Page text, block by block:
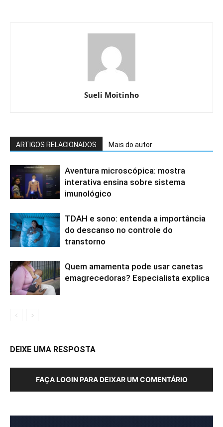
Sueli Moitinho
ARTIGOS RELACIONADOS Mais do autor
Aventura microscópica: mostra
interativa ensina sobre sistema
imunológico
TDAH e sono: entenda a importância
do descanso no controle do
transtorno
Quem amamenta pode usar canetas
emagrecedoras? Especialista explica
DEIXE UMA RESPOSTA
FAÇA LOGIN PARA DEIXAR UM COMENTÁRIO